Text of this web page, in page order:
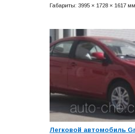
Габариты: 3995 × 1728 × 1617 мм
Легковой автомобиль